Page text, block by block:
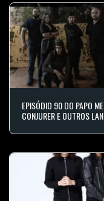
EPISÓDIO 90 DO PAPO
CONJURER E OUTROS